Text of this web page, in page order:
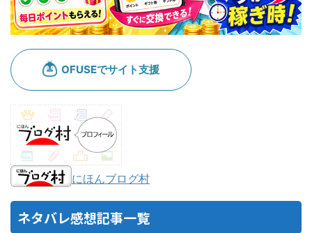
にほんブログ村
ネタバレ感想記事一覧